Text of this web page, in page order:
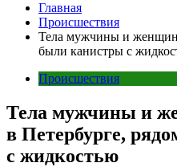
Главная
Происшествия
Тела мужчины и
были канистры с
Происшествия
Тела мужчины и
в Петербурге,
с жидкостью